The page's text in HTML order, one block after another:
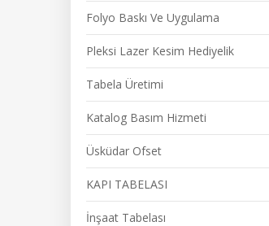
Folyo Baskı Ve Uygulama
Pleksi Lazer Kesim Hediyelik
Tabela Üretimi
Katalog Basım Hizmeti
Üsküdar Ofset
KAPI TABELASI
İnşaat Tabelası